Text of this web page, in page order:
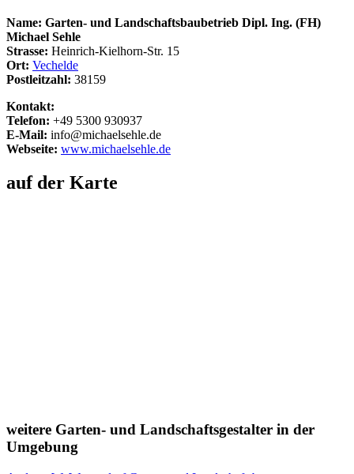
Name: Garten- und Landschaftsbaubetrieb Dipl. Ing. (FH)
Michael Sehle
Strasse: Heinrich-Kielhorn-Str. 15
Ort: Vechelde
Postleitzahl: 38159
Kontakt:
Telefon: +49 5300 930937
E-Mail: info@michaelsehle.de
Webseite: www.michaelsehle.de
auf der Karte
weitere Garten- und Landschaftsgestalter in der
Umgebung